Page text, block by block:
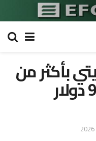
بأكثر من
6 دولارات ليبلغ 94.84 دولار